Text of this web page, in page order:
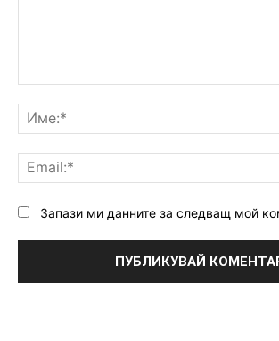
Запази ми данните за следващ мой